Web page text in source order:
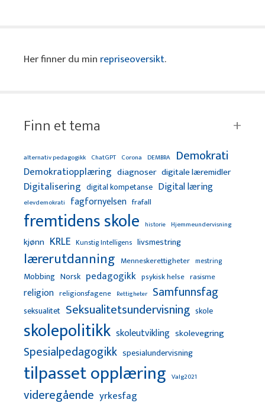
Her finner du min repriseoversikt.
Finn et tema
alternativ pedagogikk ChatGPT Corona DEMBRA Demokrati
Demokratiopplæring diagnoser digitale læremidler
Digitalisering digital kompetanse Digital læring
elevdemokrati fagfornyelsen frafall
fremtidens skole historie Hjemmeundervisning
kjønn KRLE Kunstig Intelligens livsmestring
lærerutdanning Menneskerettigheter mestring
Mobbing Norsk pedagogikk psykisk helse rasisme
religion religionsfagene Rettigheter Samfunnsfag
seksualitet Seksualitetsundervisning skole
skolepolitikk skoleutvikling skolevegring
Spesialpedagogikk spesialundervisning
tilpasset opplæring Valg2021
videregående yrkesfag